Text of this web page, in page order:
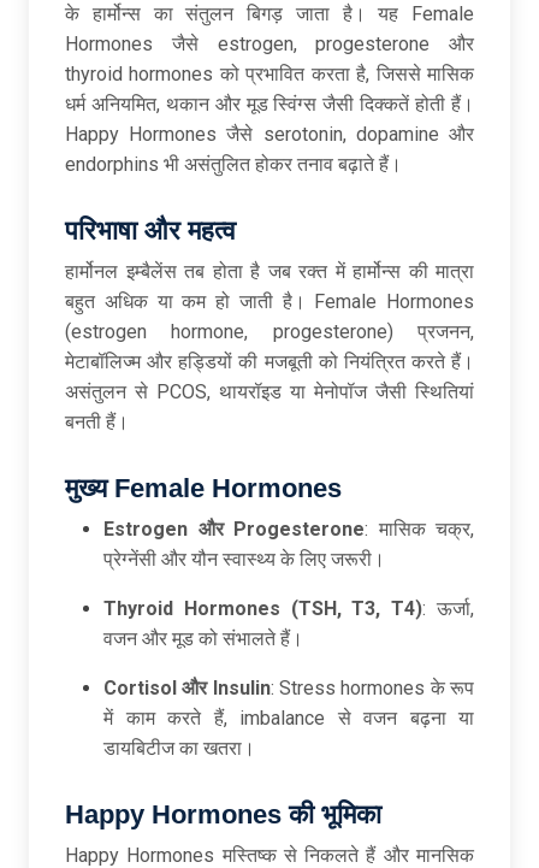
के हार्मोन्स का संतुलन बिगड़ जाता है। यह Female
Hormones जैसे estrogen, progesterone और
thyroid hormones को प्रभावित करता है, जिससे मासिक
धर्म अनियमित, थकान और मूड स्विंग्स जैसी दिक्कतें होती हैं।
Happy Hormones जैसे serotonin, dopamine और
endorphins भी असंतुलित होकर तनाव बढ़ाते हैं।
परिभाषा औरमहत्व
हार्मोनल इम्बैलेंस तब होता है जब रक्त में हार्मोन्स की मात्रा
बहुत अधिक या कम हो जाती है। Female Hormones
(estrogen hormone, progesterone) प्रजनन,
मेटाबॉलिज्म और हड्डियों की मजबूती को नियंत्रित करते हैं।
असंतुलन से PCOS, थायरॉइड या मेनोपॉज जैसी स्थितियां
बनती हैं।
मुख्य Female Hormones
Estrogen और Progesterone: मासिक चक्र,
प्रेग्नेंसी और यौन स्वास्थ्य के लिए जरूरी।
Thyroid Hormones (TSH, T3, T4): ऊर्जा,
वजन और मूड को संभालते हैं।
Cortisolऔर Insulin: Stress hormones के रूप
में काम करते हैं, imbalance से वजन बढ़ना या
डायबिटीज का खतरा।
Happy Hormonesकी भूमिका
Happy Hormones मस्तिष्क से निकलते हैं और मानसिक